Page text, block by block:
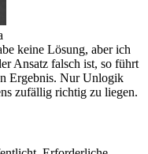
keine Lösung, aber ich
Ansatz falsch ist, so führt
Ergebnis. Nur Unlogik
zufällig richtig zu liegen.